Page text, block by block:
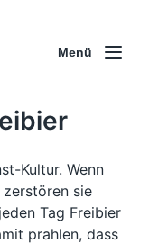
Menü
Kultur. Wenn
sie
Tag Freibier
prahlen, dass